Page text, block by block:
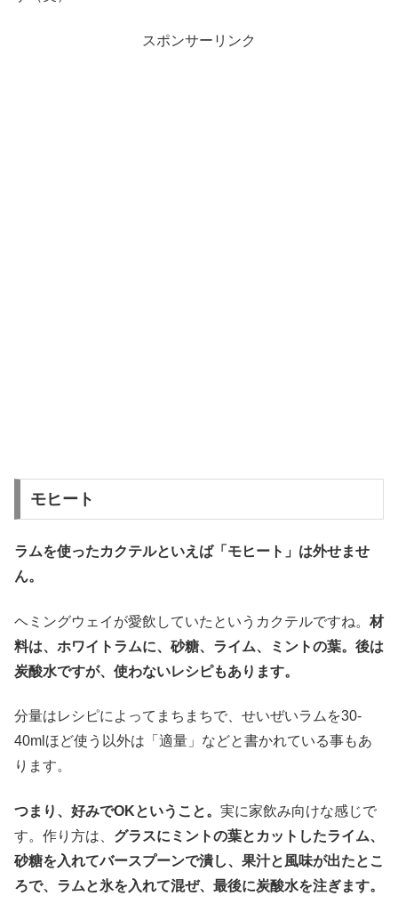
スポンサーリンク
モヒート
ラムを使ったカクテルといえば「モヒート」は外せませ
ん。
ヘミングウェイが愛飲していたというカクテルですね。 材
料は、ホワイトラムに、砂糖、ライム、ミントの葉。後は
炭酸水ですが、使わないレシピもあります。
分量はレシピによってまちまちで、せいぜいラムを30-
40mlほど使う以外は「適量」などと書かれている事もあ
ります。
つまり、好みでOKということ。 実に家飲み向けな感じで
す。作り方は、 グラスにミントの葉とカットしたライム、
砂糖を入れてバースプーンで潰し、果汁と風味が出たとこ
ろで、ラムと氷を入れて混ぜ、最後に炭酸水を注ぎます。